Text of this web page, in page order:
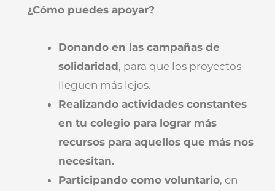
¿Cómo puedes apoyar?
Donando en las campañas de
solidaridad, para que los proyectos
lleguen más lejos.
Realizando actividades constantes
en tu colegio para lograr más
recursos para aquellos que más nos
necesitan.
Participando como voluntario, en